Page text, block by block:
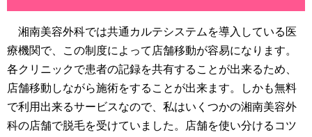
湘南美容外科では共通カルテシステムを導入している医
療機関で、この制度によって店舗移動が容易になります。
各クリニックで患者の記録を共有することが出来るため、
店舗移動しながら施術をすることが出来ます。しかも無料
で利用出来るサービスなので、私はいくつかの湘南美容外
科の店舗で脱毛を受けていました。店舗を使い分けるコツ